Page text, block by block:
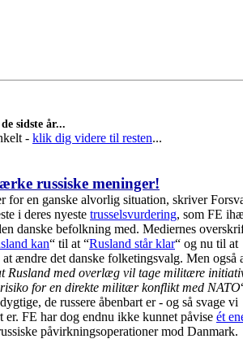
sidste år...
- klik dig videre til resten...
russiske meninger!
for en ganske alvorlig situation, skriver
i deres nyeste trusselsvurdering, som FE
danske befolkning med. Mediernes
kan“ til at “Rusland står klar“ og nu til at
at ændre det danske folketingsvalg. Men også
Rusland med overlæg vil tage militære
for en direkte militær konflikt med NATO
de russere åbenbart er - og så svage vi
er. FE har dog endnu ikke kunnet påvise ét
påvirkningsoperationer mod Danmark.